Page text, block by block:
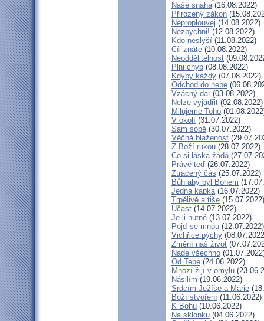
Naše snaha(16.08.2022)
Přirozený zákon
Neproplouvej (14.08.2022)
Nezpychni! (12.08.2022)
Kdo neslyší (11.08.2022)
Cíl znáte (10.08.2022)
Neoddělitelnost
Plni chyb (08.08.2022)
Kdyby každý (07.08.2022)
Odchod do nebe
Vzácný dar (03.08.2022)
Nelze vyjádřit (02.08.2022)
Milujeme Toho
V okolí (31.07.2022)
Sám sobě (30.07.2022)
Věčná blaženost
Z Boží rukou (28.07.2022)
Co si láska žádá
Právě teď (26.07.2022)
Ztracený čas (25.07.2022)
Bůh aby byl Bohem
Jedna kapka(16.07.2022)
Trpělivě a tiše (15.07.2022)
Účast (14.07.2022)
Je-li nutné (13.07.2022)
Pojď se mnou (12.07.2022)
Vichřice pýchy
Změní náš život
Nade všechno
Od Tebe (24.06.2022)
Mnozí žijí v omylu
Násilím (19.06.2022)
Srdcím Ježíše a Marie
Boží stvoření (11.06.2022)
K Bohu (10.06.2022)
Na sklonku (04.06.2022)